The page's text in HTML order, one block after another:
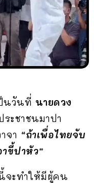
นวันที่ นายดวง
ะชาชนมาปา
จา “ถ้าเพื่อไทยจับ
ขี้ปาหัว”
จะทำให้มีผู้คน